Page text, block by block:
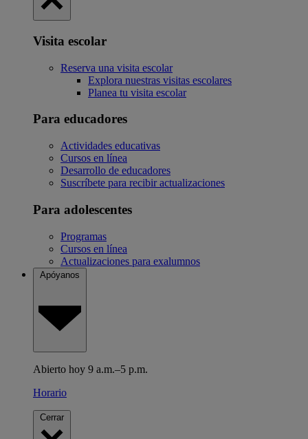
Visita escolar
Reserva una visita escolar
Explora nuestras visitas escolares
Planea tu visita escolar
Para educadores
Actividades educativas
Cursos en línea
Desarrollo de educadores
Suscríbete para recibir actualizaciones
Para adolescentes
Programas
Cursos en línea
Actualizaciones para exalumnos
Apóyanos
Abierto hoy 9 a.m.–5 p.m.
Horario
Cerrar